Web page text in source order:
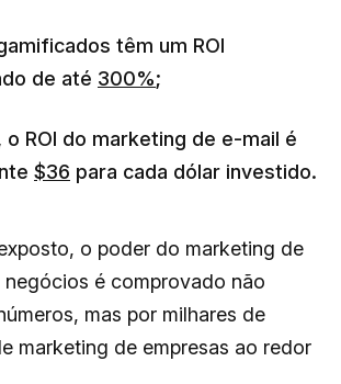
têm um ROI
de até 300%;
o ROI do marketing de e-mail é
$36 para cada dólar investido.
o poder do marketing de
negócios é comprovado não
mas por milhares de
marketing de empresas ao redor